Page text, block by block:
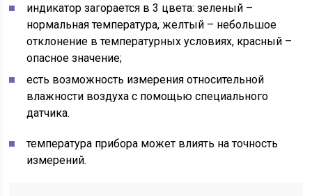
индикатор загорается в 3 цвета: зеленый –
нормальная температура, желтый – небольшое
отклонение в температурных условиях, красный –
опасное значение;
есть возможность измерения относительной
влажности воздуха с помощью специального
датчика.
температура прибора может влиять на точность
измерений.